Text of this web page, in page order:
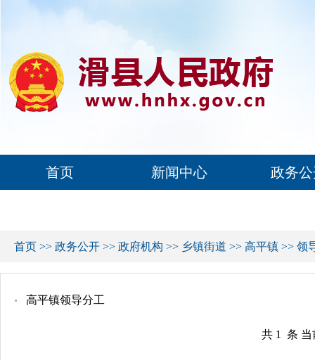
首页 新闻中心 政务
首页 >> 政务公开 >> 政府机构 >> 乡镇街道 >> 高平镇 >> 领
高平镇领导分工
共 1 条